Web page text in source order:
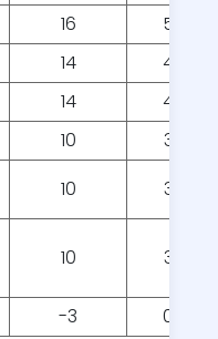
16
5
14
4
14
4
10
3
10 3
10 3
-3 0